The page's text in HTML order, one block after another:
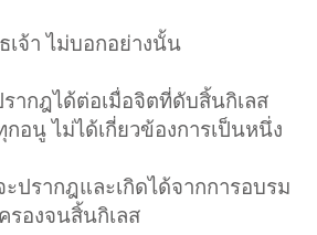
จ้า ไม่บอกอย่างนั้น
ากฎได้ต่อเมื่อจิตที่ดับสิ้นกิเลส
อนู ไม่ได้เกี่ยวข้องการเป็นหนึ่ง
ปรากฎและเกิดได้จากการอบรม
รองจนสิ้นกิเลส